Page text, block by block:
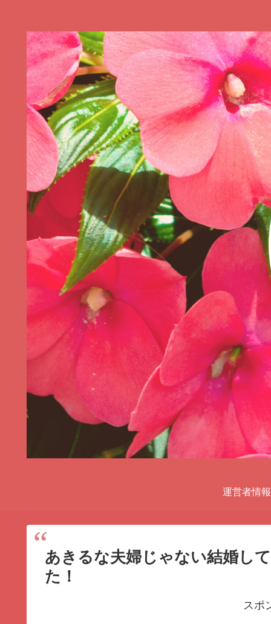
運営者情報
あきるな夫婦じゃない結婚し
た！
スポ